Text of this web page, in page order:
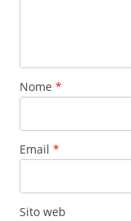
Nome *
Email *
Sito web